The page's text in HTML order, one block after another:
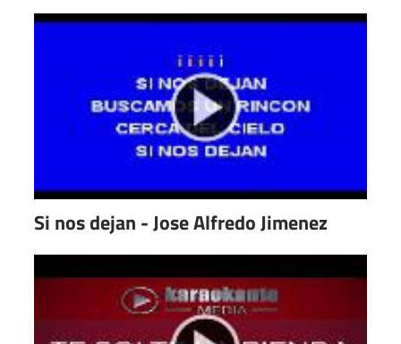
Si nos dejan - Jose Alfredo Jimenez